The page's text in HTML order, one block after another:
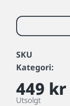
SKU
Kategori:
449 kr
Utsolgt